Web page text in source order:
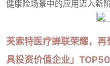
健康险场景中的应用迈入新阶
芙索特医疗蝉联荣耀，
具投资价值企业」